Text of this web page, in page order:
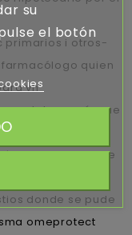
primarios i otros-
quien
vn
costaleros aúnque
adherido que me
Deberás
donde se pude
omeprotect
su
el botón